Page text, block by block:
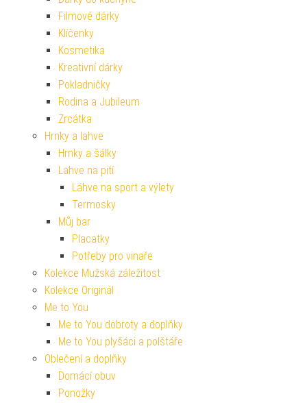
Filmové dárky
Klíčenky
Kosmetika
Kreativní dárky
Pokladničky
Rodina a Jubileum
Zrcátka
Hrnky a lahve
Hrnky a šálky
Lahve na pití
Láhve na sport a výlety
Termosky
Můj bar
Placatky
Potřeby pro vinaře
Kolekce Mužská záležitost
Kolekce Originál
Me to You
Me to You dobroty a doplňky
Me to You plyšáci a polštáře
Oblečení a doplňky
Domácí obuv
Ponožky